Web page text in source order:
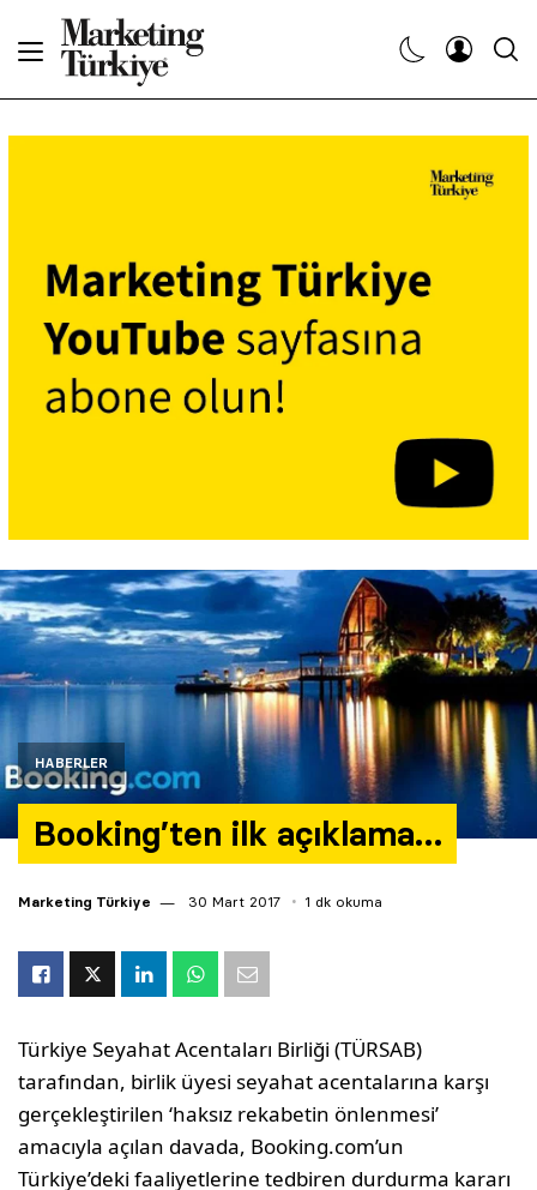
HABERLER
Booking’ten ilk açıklama…
Marketing Türkiye 30 Mart 2017 1 dk okuma
Türkiye Seyahat Acentaları Birliği (TÜRSAB)
tarafından, birlik üyesi seyahat acentalarına karşı
gerçekleştirilen ‘haksız rekabetin önlenmesi’
amacıyla açılan davada, Booking.com’un
Türkiye’deki faaliyetlerine tedbiren durdurma kararı
Dergiler
Etkinlikler
Araştırma